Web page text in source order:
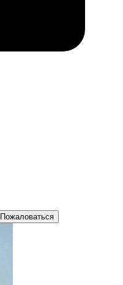
Пожаловаться